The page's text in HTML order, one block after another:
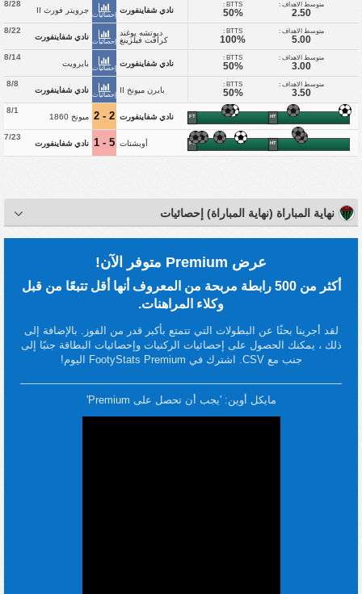
8/28
جرويتر فورث II
إحصائيات
نادي شفاينفورت
متوسط الاهداف :
2.50
BTTS :
50%
8/22
نادي شفاينفورت
إحصائيات
ديوتشه يوغند
كرافت فيلزينغ
متوسط الاهداف :
5.00
BTTS :
100%
8/14
بايرويت
إحصائيات
نادي شفاينفورت
متوسط الاهداف :
3.00
BTTS :
50%
8/8
نادي شفاينفورت
إحصائيات
بايرن ميونخ II
متوسط الاهداف :
3.50
BTTS :
50%
8/1
ميونخ 1860 2 - 2 نادي شفاينفورت HT
FT
7/23
نادي شفاينفورت 5 - 1 أوبشتات HT
FT
نهاية المباراة (نهاية المباراة) إحصائيات
عرض Premium متوفر الآن!
أكثر من 500 رابطة مربحة من المعروف أنها أقل تتبعًا من قبل
وكلاء المراهنات.
لقد أجرينا بحثًا عن البطولات التي تتمتع بأكبر قدر من الفوز. بالإضافة إلى
ذلك ، يمكنك الحصول على إحصائيات الركنيات وإحصائيات البطاقة جنبًا إلى
جنب مع CSV. اشترك في FootyStats Premium اليوم!
مايكل أوين: 'يجب أن تحصل على Premium'